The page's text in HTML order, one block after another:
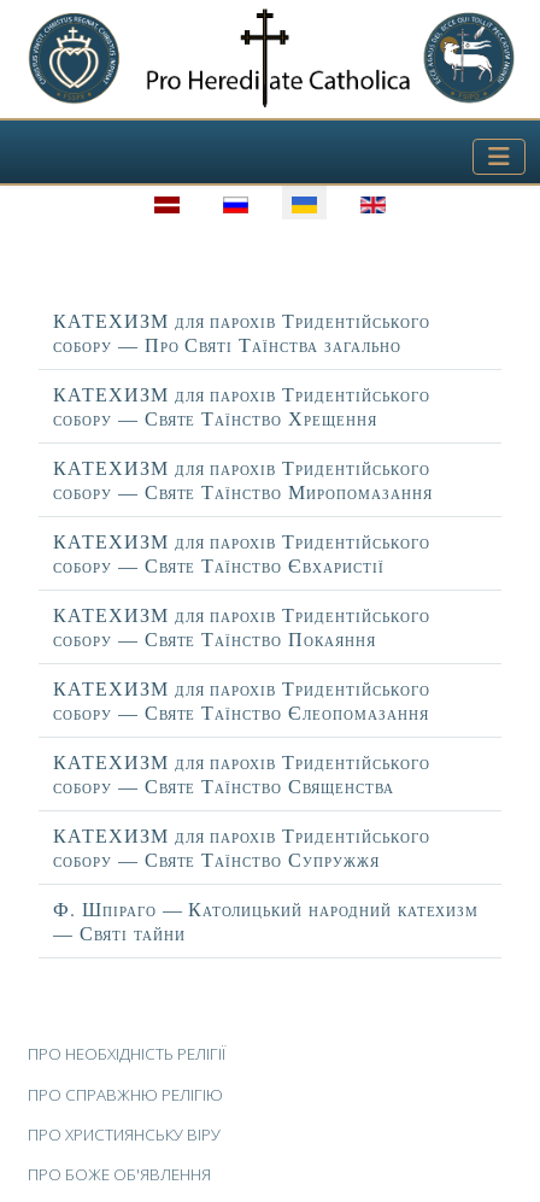
Виберіть свою мову
ПРО НЕОБХІДНІСТЬ РЕЛІГІЇ
ПРО СПРАВЖНЮ РЕЛІГІЮ
ПРО ХРИСТИЯНСЬКУ ВІРУ
ПРО БОЖЕ ОБ'ЯВЛЕННЯ
Заголовок
КАТЕХИЗМ для парохів Тридентійського
собору — Про Святі Таїнства загально
КАТЕХИЗМ для парохів Тридентійського
собору — Святе Таїнство Хрещення
КАТЕХИЗМ для парохів Тридентійського
собору — Святе Таїнство Миропомазання
КАТЕХИЗМ для парохів Тридентійського
собору — Святе Таїнство Євхаристії
КАТЕХИЗМ для парохів Тридентійського
собору — Святе Таїнство Покаяння
КАТЕХИЗМ для парохів Тридентійського
собору — Святе Таїнство Єлеопомазання
КАТЕХИЗМ для парохів Тридентійського
собору — Святе Таїнство Священства
КАТЕХИЗМ для парохів Тридентійського
собору — Святе Таїнство Супружжя
Ф. Шпіраго — Католицький народний катехизм
— Святі тайни